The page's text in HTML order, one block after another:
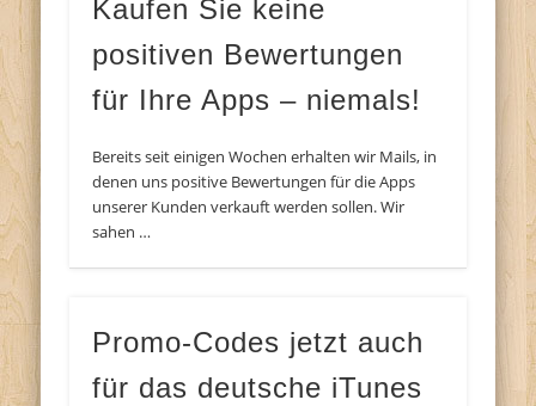
Kaufen Sie keine
positiven Bewertungen
für Ihre Apps – niemals!
Bereits seit einigen Wochen erhalten wir Mails, in
denen uns positive Bewertungen für die Apps
unserer Kunden verkauft werden sollen. Wir
sahen …
Promo-Codes jetzt auch
für das deutsche iTunes